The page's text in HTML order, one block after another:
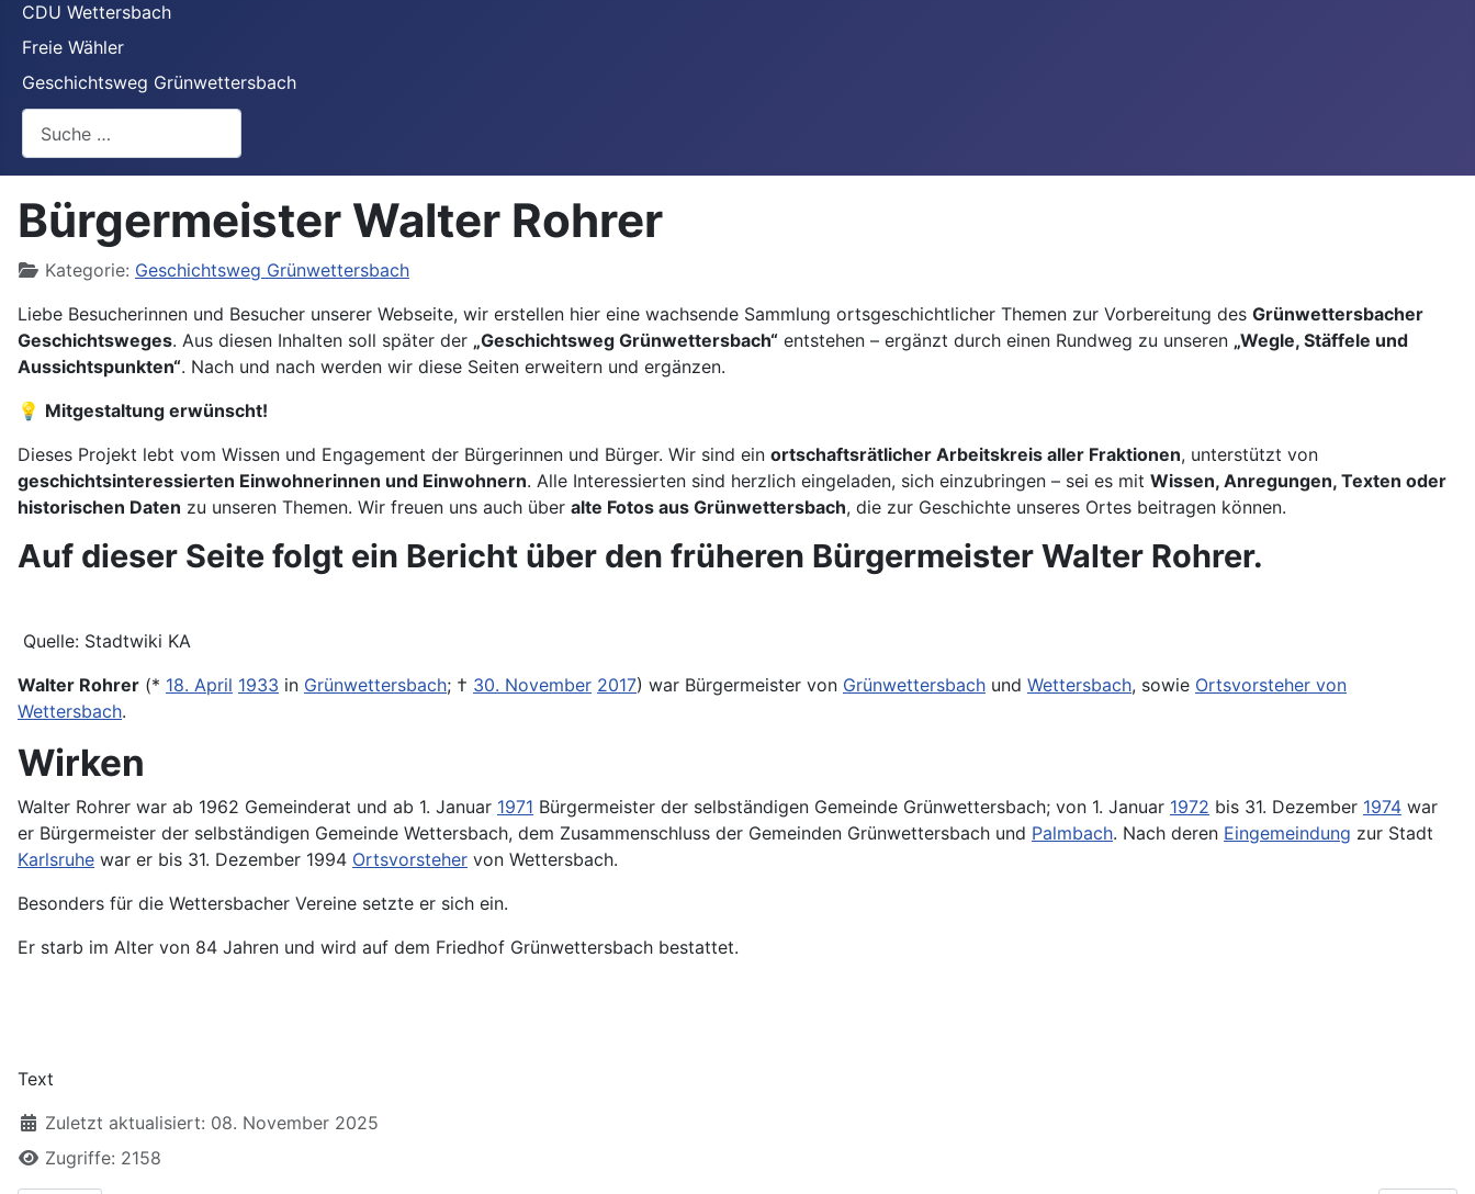
CDU Wettersbach
Freie Wähler
Geschichtsweg Grünwettersbach
Bürgermeister Walter Rohrer
DetailsKategorie: Geschichtsweg Grünwettersbach
Liebe Besucherinnen und Besucher unserer Webseite, wir erstellen hier eine wachsende Sammlung ortsgeschichtlicher Themen zur Vorbereitung des Grünwettersbacher
Geschichtsweges. Aus diesen Inhalten soll später der „Geschichtsweg Grünwettersbach“ entstehen – ergänzt durch einen Rundweg zu unseren „Wegle, Stäffele und
Aussichtspunkten“. Nach und nach werden wir diese Seiten erweitern und ergänzen.
💡 Mitgestaltung erwünscht!
Dieses Projekt lebt vom Wissen und Engagement der Bürgerinnen und Bürger. Wir sind ein ortschaftsrätlicher Arbeitskreis aller Fraktionen, unterstützt von
geschichtsinteressierten Einwohnerinnen und Einwohnern. Alle Interessierten sind herzlich eingeladen, sich einzubringen – sei es mit Wissen, Anregungen, Texten oder
historischen Daten zu unseren Themen. Wir freuen uns auch über alte Fotos aus Grünwettersbach, die zur Geschichte unseres Ortes beitragen können.
Auf dieser Seite folgt ein Bericht über den früheren Bürgermeister Walter Rohrer.
Quelle: Stadtwiki KA
Walter Rohrer (* 18. April 1933 in Grünwettersbach; † 30. November 2017) war Bürgermeister von Grünwettersbach und Wettersbach, sowie Ortsvorsteher von
Wettersbach.
Wirken
Walter Rohrer war ab 1962 Gemeinderat und ab 1. Januar 1971 Bürgermeister der selbständigen Gemeinde Grünwettersbach; von 1. Januar 1972 bis 31. Dezember 1974 war
er Bürgermeister der selbständigen Gemeinde Wettersbach, dem Zusammenschluss der Gemeinden Grünwettersbach und Palmbach. Nach deren Eingemeindung zur Stadt
Karlsruhe war er bis 31. Dezember 1994 Ortsvorsteher von Wettersbach.
Besonders für die Wettersbacher Vereine setzte er sich ein.
Er starb im Alter von 84 Jahren und wird auf dem Friedhof Grünwettersbach bestattet.
Text
Zuletzt aktualisiert: 08. November 2025
Zugriffe: 2158